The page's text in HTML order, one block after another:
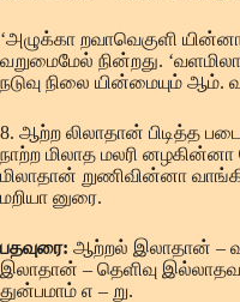
‘அழுக்கா றவாவெகுளி
வறுமைமேல் நின்றது.
நடுவு நிலை யின்மையும்
8. ஆற்ற லிலாதான் பிடித்த
நாற்ற மிலாத மலரி னழகின்னா
மிலாதான் றுணிவின்னா
மறியா னுரை.
பதவுரை: ஆற்றல் இலாதான் –
இலாதான் – தெளிவு
துன்பமாம் எ – று.